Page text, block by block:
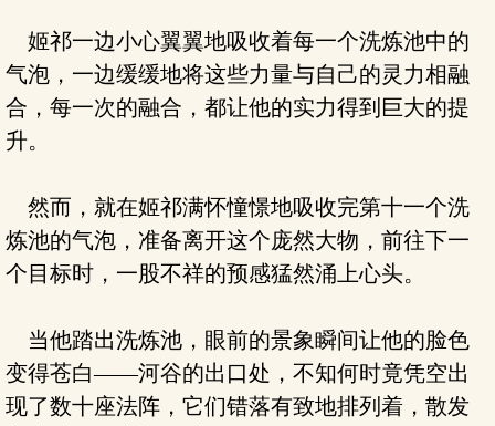
姬祁一边小心翼翼地吸收着每一个洗炼池中的
气泡，一边缓缓地将这些力量与自己的灵力相融
合，每一次的融合，都让他的实力得到巨大的提
升。
然而，就在姬祁满怀憧憬地吸收完第十一个洗
炼池的气泡，准备离开这个庞然大物，前往下一
个目标时，一股不祥的预感猛然涌上心头。
当他踏出洗炼池，眼前的景象瞬间让他的脸色
变得苍白——河谷的出口处，不知何时竟凭空出
现了数十座法阵，它们错落有致地排列着，散发